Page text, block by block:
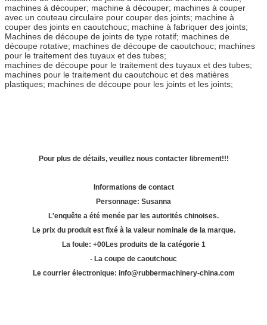
machines à découper; machine à découper; machines à couper
avec un couteau circulaire pour couper des joints; machine à
couper des joints en caoutchouc; machine à fabriquer des joints;
Machines de découpe de joints de type rotatif; machines de
découpe rotative; machines de découpe de caoutchouc; machines
pour le traitement des tuyaux et des tubes;
machines de découpe pour le traitement des tuyaux et des tubes;
machines pour le traitement du caoutchouc et des matières
plastiques; machines de découpe pour les joints et les joints;
Pour plus de détails, veuillez nous contacter librement!!!
Informations de contact
Personnage: Susanna
L'enquête a été menée par les autorités chinoises.
Le prix du produit est fixé à la valeur nominale de la marque.
La foule: +00Les produits de la catégorie 1
- La coupe de caoutchouc
Le courrier électronique: info@rubbermachinery-china.com